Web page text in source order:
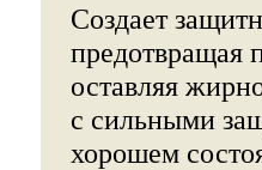
Создает
предотвращая
оставляя
с сильными
хорошем